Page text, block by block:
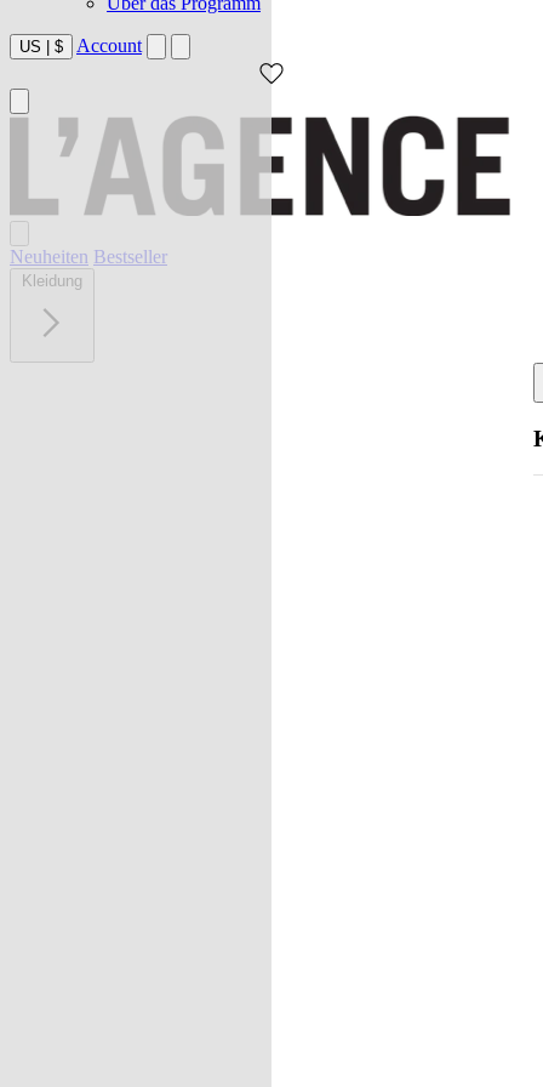
US $ Account
Neuheiten Bestseller
Kleidung